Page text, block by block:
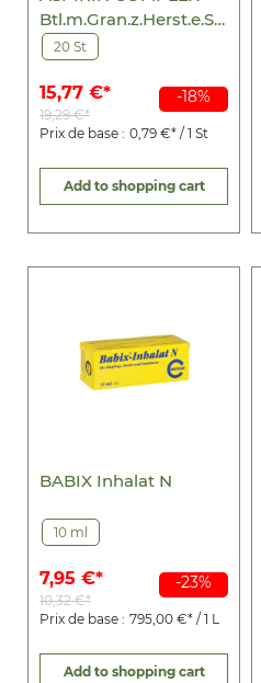
-18%
Btl.m.Gran.z.Herst.e.Su
sp.z.Einn.
20 St
15,77 €*
19,29 €*
Prix de base : 0,79 €* / 1 St
Add to shopping cart
-23%
BABIX Inhalat N
10 ml
7,95 €*
10,32 €*
Prix de base : 795,00 €* / 1 L
Add to shopping cart